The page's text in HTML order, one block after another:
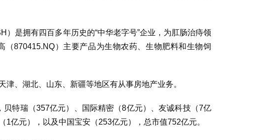
）是拥有四百多年历史的“中华老字号”企业，为肛肠治痔领
（870415.NQ）主要产品为生物农药、生物肥料和生物饲
津、湖北、山东、新疆等地区有从事房地产业务。
特瑞（357亿元）、国际精密（8亿元）、友诚科技（7亿
1亿元），以及中国宝安（253亿元），总市值752亿元。